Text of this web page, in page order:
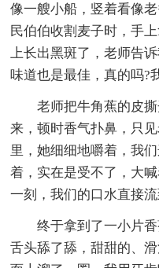
像一艘小船，竖着看像
民伯伯收割麦子时，手
上长出黑斑了，老师告
味道也是最佳，真的吗?
老师把牛角蕉的皮
来，顿时香气扑鼻，只
里，她细细地嚼着，我
着，实在是受不了，大
一刻，我们的口水直接流
终于拿到了一小片
舌头舔了舔，甜甜的、